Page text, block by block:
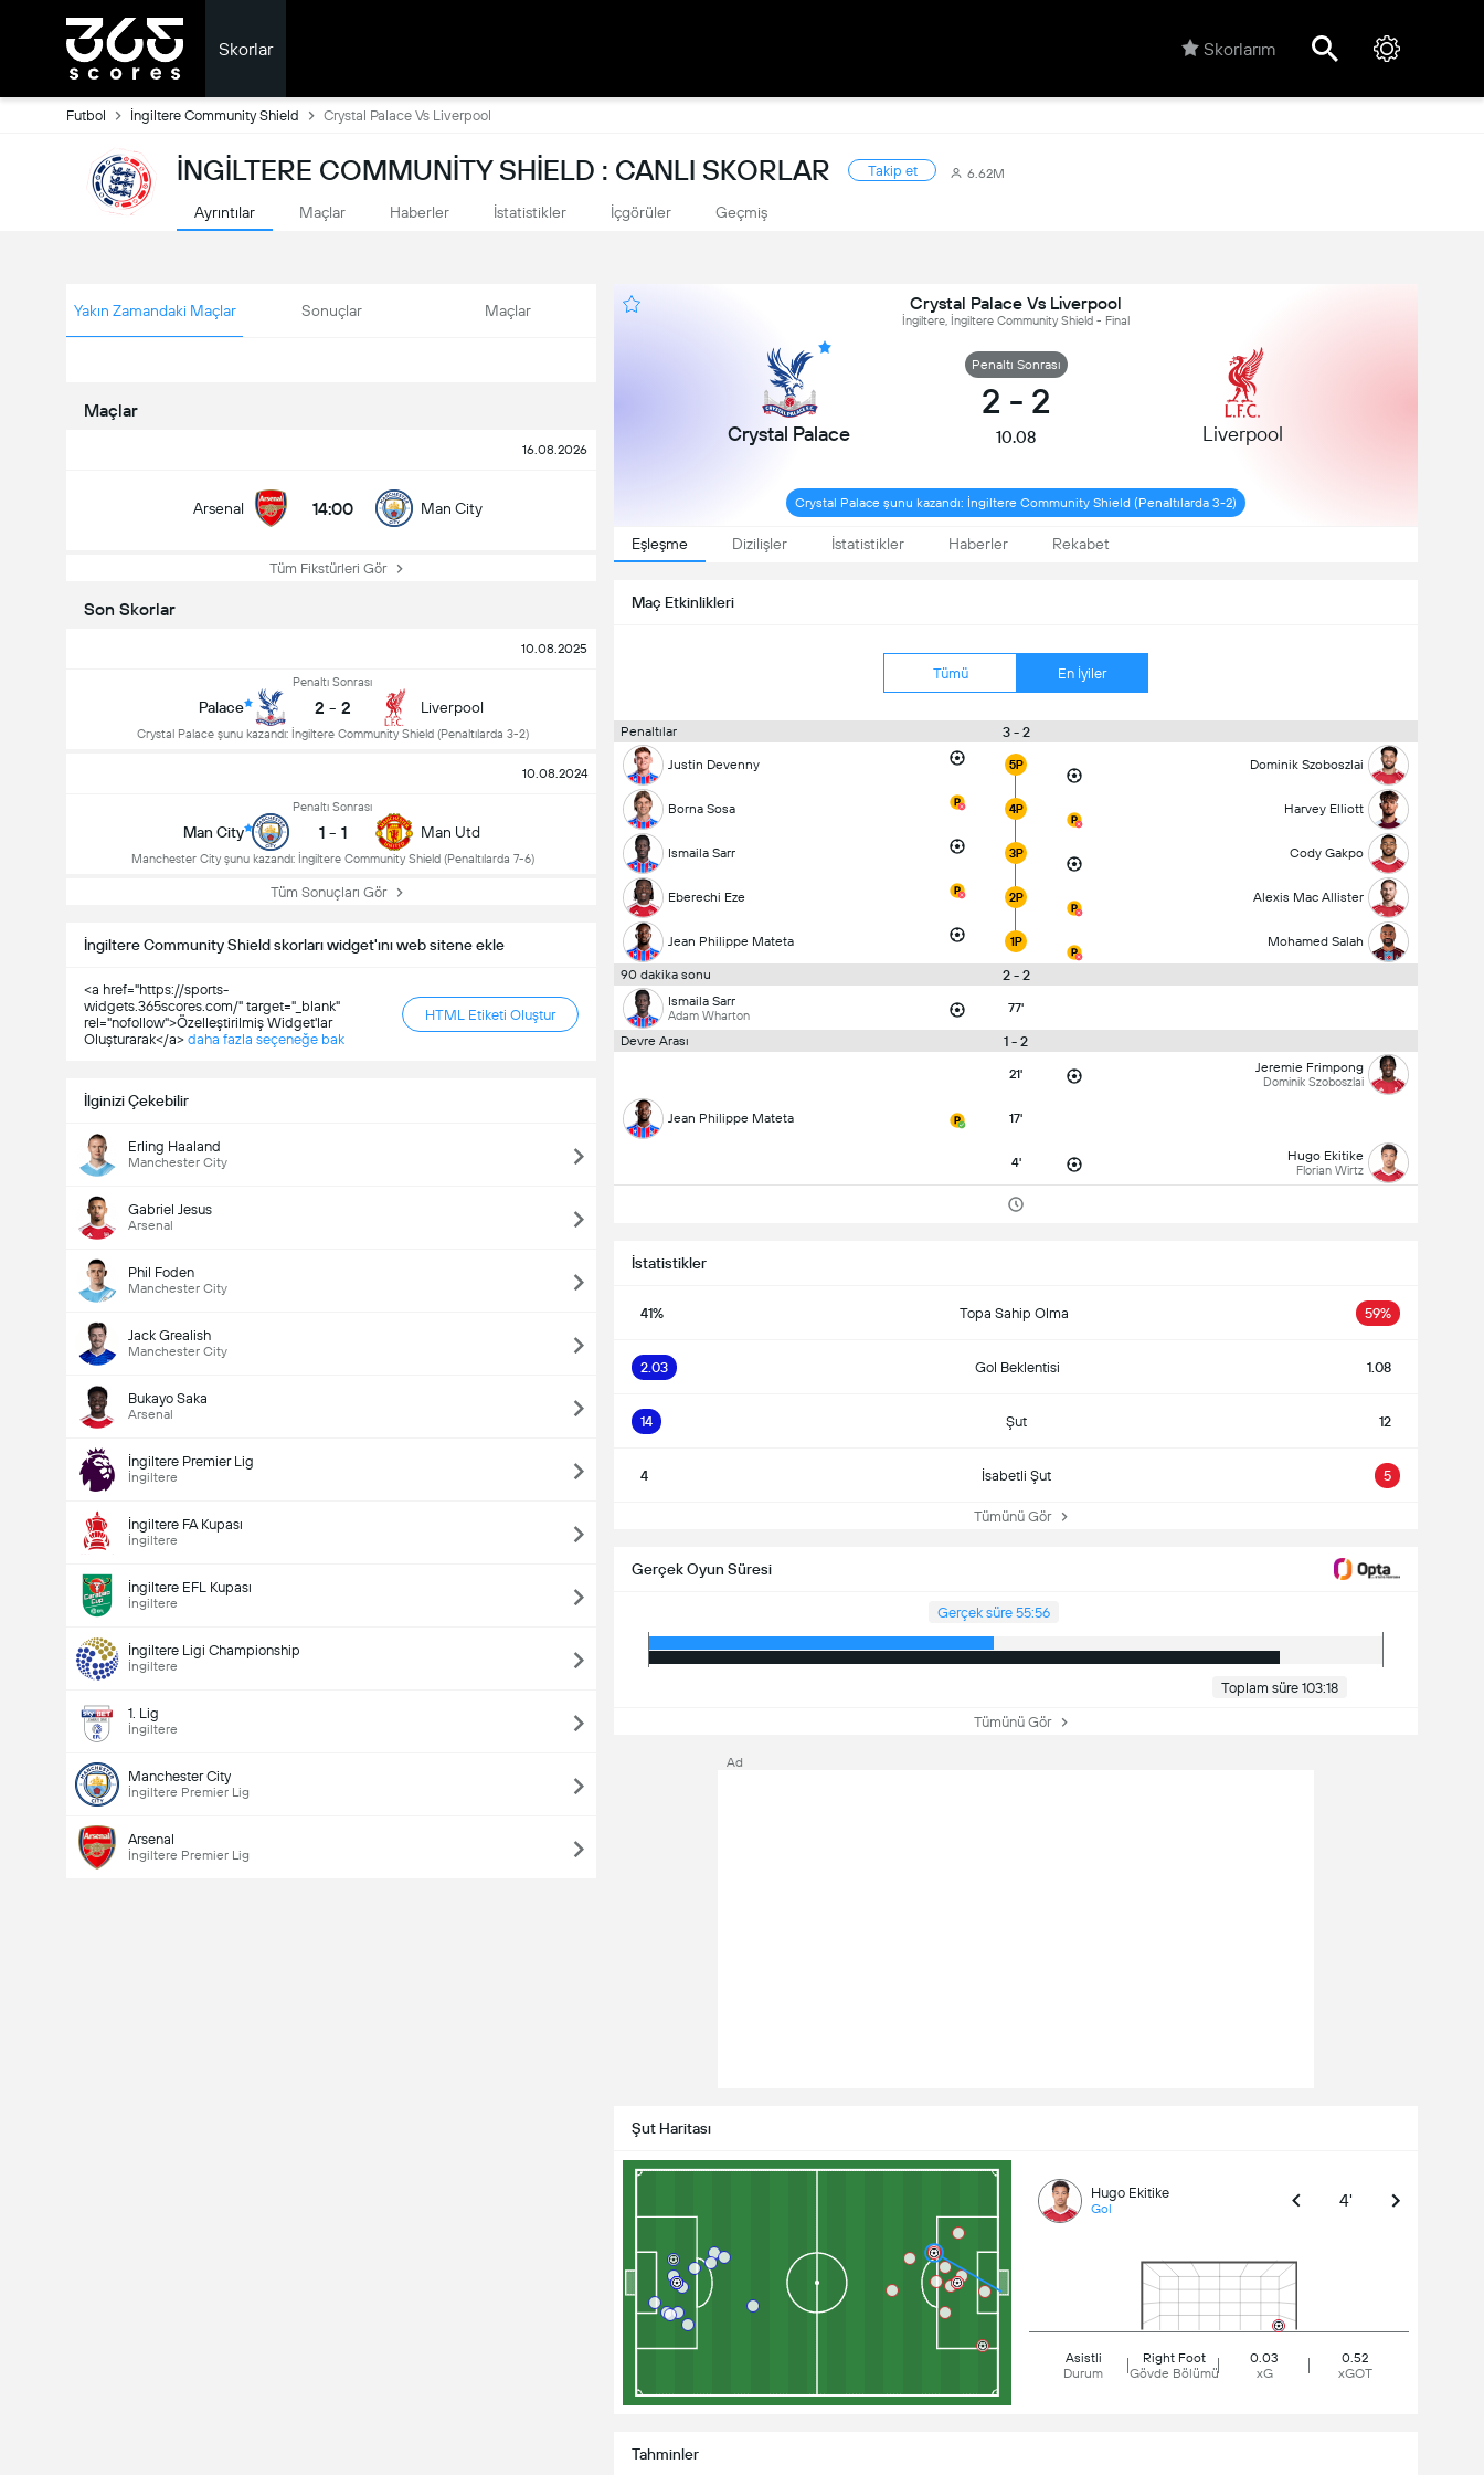
Skorlar Skorlarım
Futbol İngiltere Community Shield Crystal Palace Vs Liverpool
İNGILTERE COMMUNITY SHIELD : CANLI SKORLAR Takip et 6.62M
Ayrıntılar Maçlar Haberler İstatistikler İçgörüler Geçmiş
Yakın Zamandaki Maçlar Sonuçlar Maçlar
Maçlar
16.08.2026
Arsenal 14:00 Man City
Tüm Fikstürleri Gör
Son Skorlar
10.08.2025
Palace
Penaltı Sonrası
2 - 2
Crystal Palace şunu kazandı: İngiltere Community Shield (Penaltılarda 3-2)
Liverpool
10.08.2024
Man City
Penaltı Sonrası
1 - 1
Manchester City şunu kazandı: İngiltere Community Shield (Penaltılarda 7-6)
Man Utd
Tüm Sonuçları Gör
İngiltere Community Shield skorları widget'ını web sitene ekle
<a href="https://sports-
widgets.365scores.com/" target="_blank"
rel="nofollow">Özelleştirilmiş Widget'lar
Oluşturarak</a> daha fazla seçeneğe bak
HTML Etiketi Oluştur
İlginizi Çekebilir
Erling Haaland
Manchester City
Gabriel Jesus
Arsenal
Phil Foden
Manchester City
Jack Grealish
Manchester City
Bukayo Saka
Arsenal
İngiltere Premier Lig
İngiltere
İngiltere FA Kupası
İngiltere
İngiltere EFL Kupası
İngiltere
İngiltere Ligi Championship
İngiltere
1. Lig
İngiltere
Manchester City
İngiltere Premier Lig
Arsenal
İngiltere Premier Lig
Crystal Palace Vs Liverpool
İngiltere, İngiltere Community Shield - Final
Crystal Palace
Penaltı Sonrası
2 - 2
10.08 Liverpool
Crystal Palace şunu kazandı: İngiltere Community Shield (Penaltılarda 3-2)
Eşleşme Dizilişler İstatistikler Haberler Rekabet
Maç Etkinlikleri
Tümü En İyiler
Penaltılar 3 - 2
Justin Devenny 5P Dominik Szoboszlai
Borna Sosa 4P Harvey Elliott
Ismaila Sarr 3P Cody Gakpo
Eberechi Eze 2P Alexis Mac Allister
Jean Philippe Mateta 1P Mohamed Salah
90 dakika sonu 2 - 2
Ismaila Sarr
Adam Wharton 77'
Devre Arası 1 - 2
21' Jeremie Frimpong
Dominik Szoboszlai
Jean Philippe Mateta 17'
4' Hugo Ekitike
Florian Wirtz
İstatistikler
41% Topa Sahip Olma 59%
2.03 Gol Beklentisi 1.08
14 Şut 12
4 İsabetli Şut 5
Tümünü Gör
Gerçek Oyun Süresi
Gerçek süre 55:56
Toplam süre 103:18
Tümünü Gör
Şut Haritası
Hugo Ekitike
Gol 4'
Asistli
Durum
Right Foot
Gövde Bölümü
0.03
xG
0.52
xGOT
Tahminler
Ad